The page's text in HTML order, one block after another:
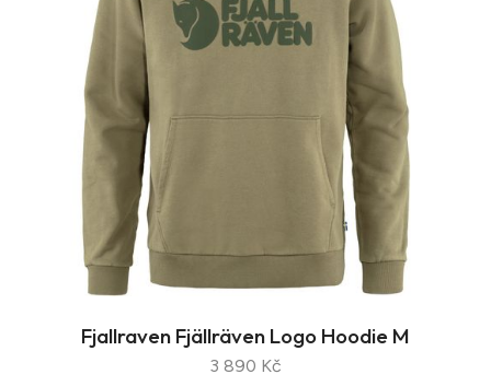
Fjallraven Fjällräven Logo Hoodie M
3 890 Kč